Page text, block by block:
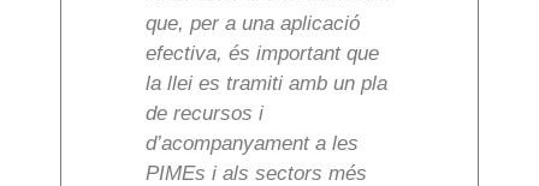
que, per a una aplicació
efectiva, és important que
la llei es tramiti amb un pla
de recursos i
d’acompanyament a les
PIMEs i als sectors més